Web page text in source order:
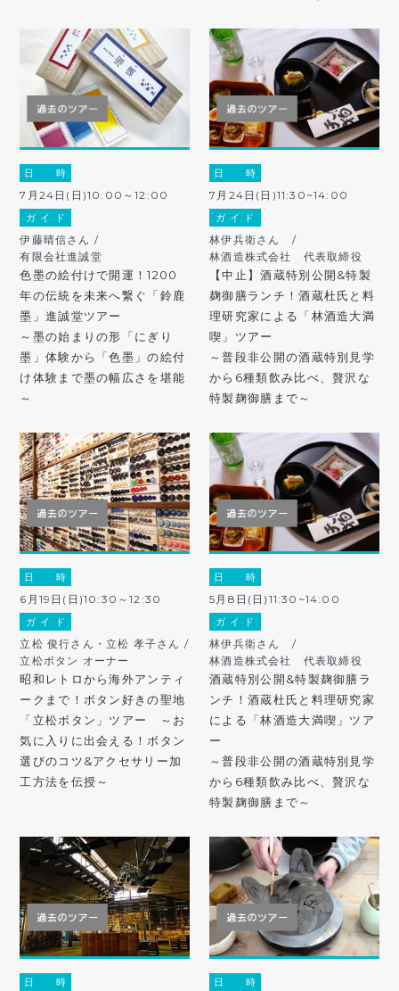
日 時
7月24日(日)10:00～12:00
ガ イ ド
伊藤晴信さん /
有限会社進誠堂
色墨の絵付けで開運！1200
年の伝統を未来へ繋ぐ「鈴鹿
墨」進誠堂ツアー
～墨の始まりの形「にぎり
墨」体験から「色墨」の絵付
け体験まで墨の幅広さを堪能
～
日 時
7月24日(日)11:30~14:00
ガ イ ド
林伊兵衛さん /
林酒造株式会社 代表取締役
【中止】酒蔵特別公開&特製
麹御膳ランチ！酒蔵杜氏と料
理研究家による「林酒造大満
喫」ツアー
～普段非公開の酒蔵特別見学
から6種類飲み比べ、贅沢な
特製麹御膳まで～
日 時
6月19日(日)10:30～12:30
ガ イ ド
立松 俊行さん・立松 孝子さん /
立松ボタン オーナー
昭和レトロから海外アンティ
ークまで！ボタン好きの聖地
「立松ボタン」ツアー ～お
気に入りに出会える！ボタン
選びのコツ&アクセサリー加
工方法を伝授～
日 時
5月8日(日)11:30~14:00
ガ イ ド
林伊兵衛さん /
林酒造株式会社 代表取締役
酒蔵特別公開&特製麹御膳ラ
ンチ！酒蔵杜氏と料理研究家
による「林酒造大満喫」ツア
ー
～普段非公開の酒蔵特別見学
から6種類飲み比べ、贅沢な
特製麹御膳まで～
日 時 日 時